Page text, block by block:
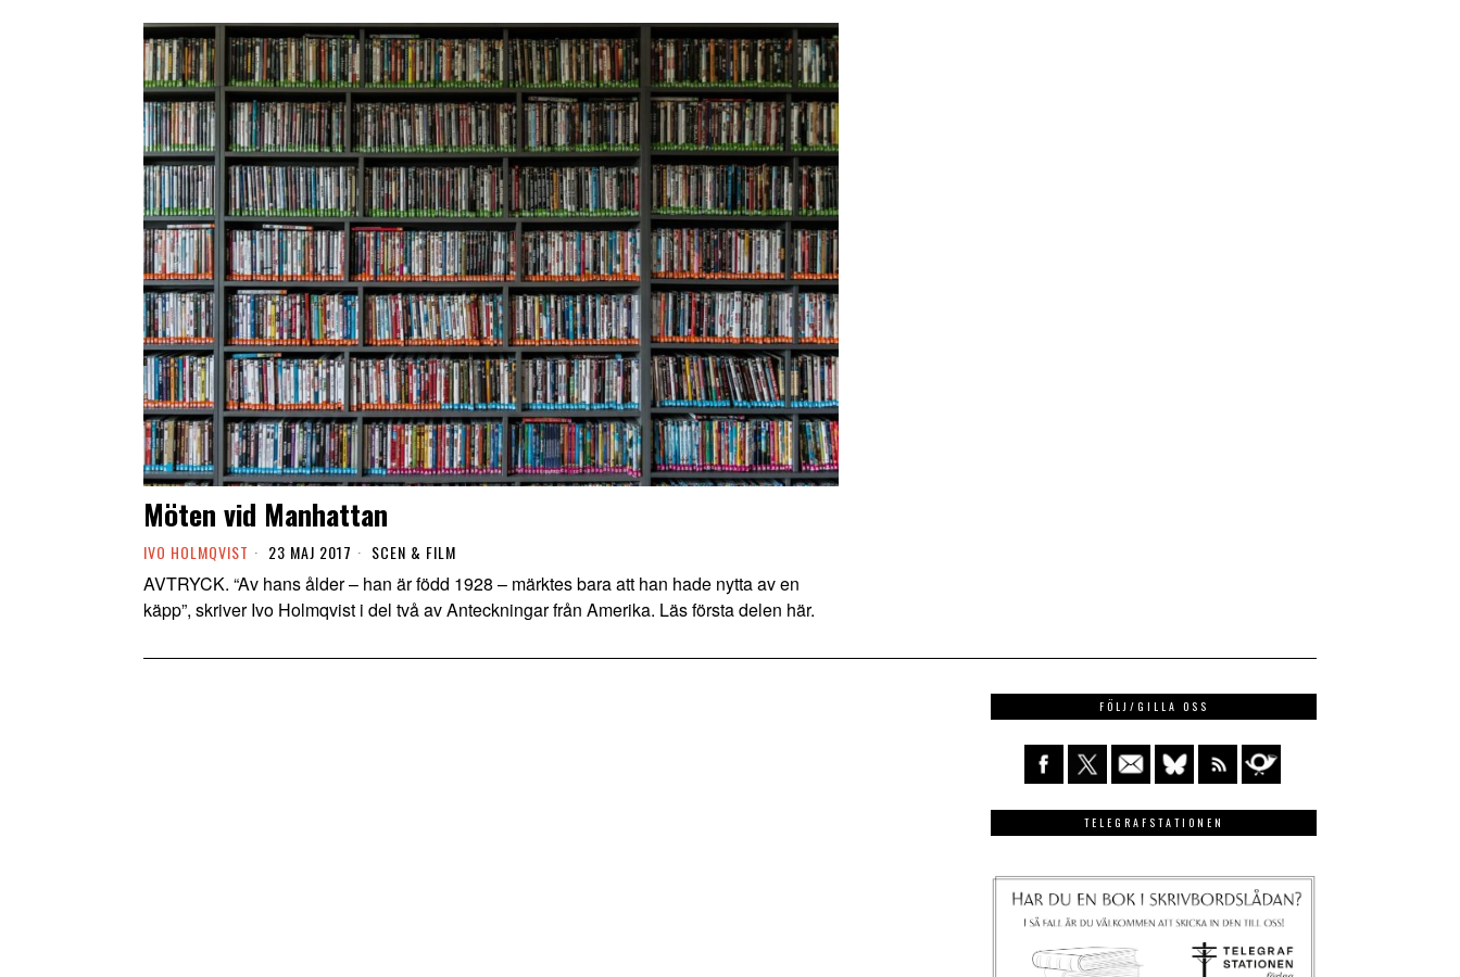
Möten vid Manhattan
IVO HOLMQVIST 23 MAJ 2017 SCEN & FILM
AVTRYCK. “Av hans ålder – han är född 1928 – märktes bara att han hade nytta av en
käpp”, skriver Ivo Holmqvist i del två av Anteckningar från Amerika. Läs första delen här.
FÖLJ/GILLA OSS
TELEGRAFSTATIONEN